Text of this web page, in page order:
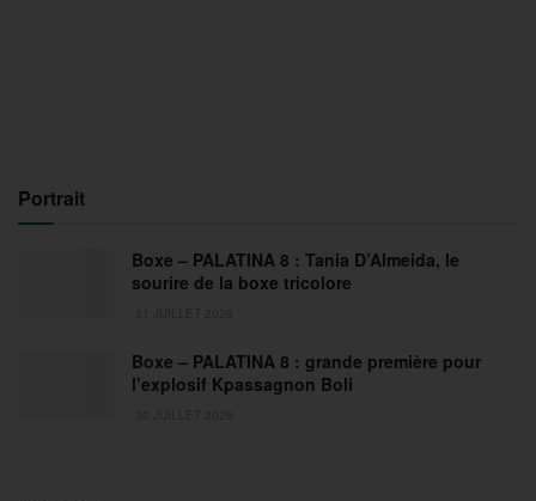
Portrait
Boxe – PALATINA 8 : Tania D’Almeida, le
sourire de la boxe tricolore
Boxe – PALATINA 8 : grande première pour
l’explosif Kpassagnon Boli